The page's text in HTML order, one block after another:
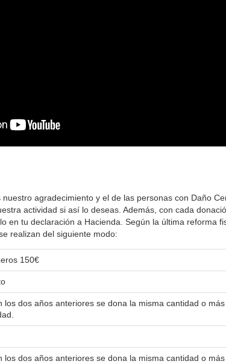
agradecimiento y el de las personas con Daño
actividad si así lo deseas. Además, con cada
en tu declaración a Hacienda. Según la última reforma
realizan del siguiente modo:
150€
los dos años anteriores se dona la misma cantidad o
los dos años anteriores se dona la misma cantidad o